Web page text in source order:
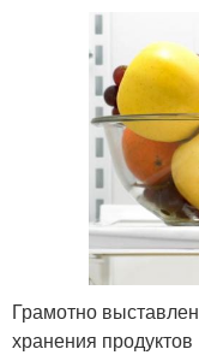
Грамотно
хранения продуктов